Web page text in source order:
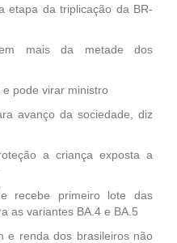
etapa da triplicação da BR-
mais da metade dos
pode virar ministro
avanço da sociedade, diz
a criança exposta a
recebe primeiro lote das
as variantes BA.4 e BA.5
e renda dos brasileiros não